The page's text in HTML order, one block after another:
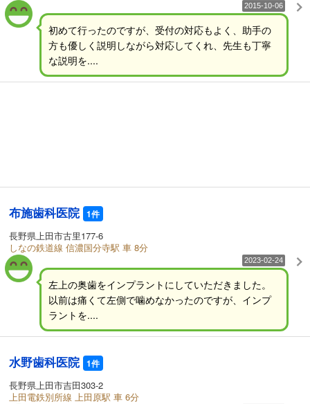
2015-10-06
初めて行ったのですが、受付の対応もよく、助手の
方も優しく説明しながら対応してくれ、先生も丁寧
な説明を....
布施歯科医院 1件
長野県上田市古里177-6
しなの鉄道線 信濃国分寺駅 車 8分
2023-02-24
左上の奥歯をインプラントにしていただきました。
以前は痛くて左側で噛めなかったのですが、インプ
ラントを....
水野歯科医院 1件
長野県上田市吉田303-2
上田電鉄別所線 上田原駅 車 6分